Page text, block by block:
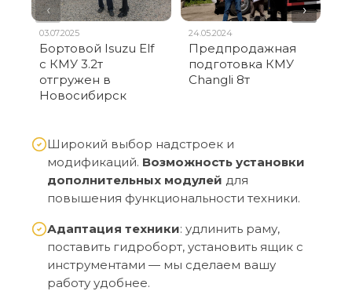
03.07.2025
Бортовой Isuzu Elf
с КМУ 3.2т
отгружен в
Новосибирск
24.05.2024
Предпродажная
подготовка КМУ
Changli 8т
‹ ›
Широкий выбор надстроек и
модификаций. Возможность установки
дополнительных модулей для
повышения функциональности техники.
Адаптация техники: удлинить раму,
поставить гидроборт, установить ящик с
инструментами — мы сделаем вашу
работу удобнее.